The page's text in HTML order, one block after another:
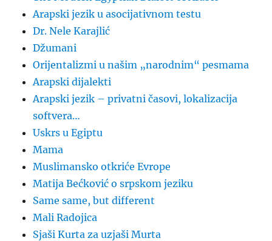
Arapski jezik u asocijativnom testu
Dr. Nele Karajlić
Džumani
Orijentalizmi u našim „narodnim“ pesmama
Arapski dijalekti
Arapski jezik – privatni časovi, lokalizacija
softvera…
Uskrs u Egiptu
Mama
Muslimansko otkriće Evrope
Matija Bećković o srpskom jeziku
Same same, but different
Mali Radojica
Sjaši Kurta za uzjaši Murta